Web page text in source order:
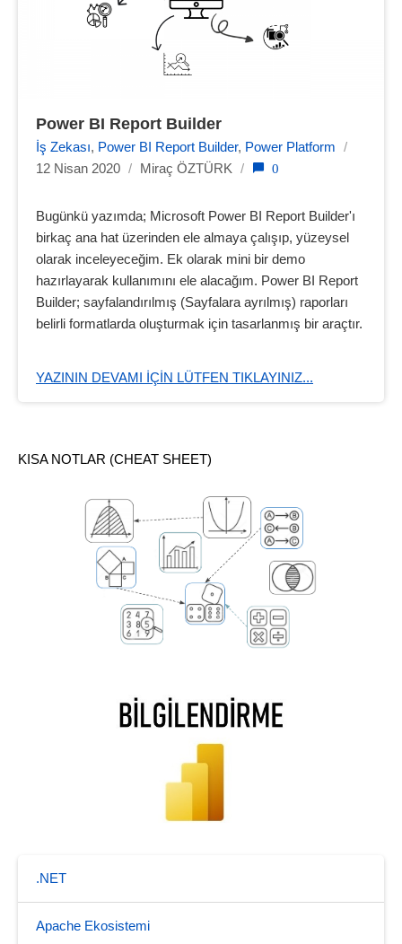
Power BI Report Builder
İş Zekası, Power BI Report Builder, Power Platform
/
12 Nisan 2020 / Miraç ÖZTÜRK / 0
Bugünkü yazımda; Microsoft Power BI Report Builder'ı
birkaç ana hat üzerinden ele almaya çalışıp, yüzeysel
olarak inceleyeceğim. Ek olarak mini bir demo
hazırlayarak kullanımını ele alacağım. Power BI Report
Builder; sayfalandırılmış (Sayfalara ayrılmış) raporları
belirli formatlarda oluşturmak için tasarlanmış bir araçtır.
YAZININ DEVAMI IÇIN LÜTFEN TIKLAYINIZ...
KISA NOTLAR (CHEAT SHEET)
.NET
Apache Ekosistemi